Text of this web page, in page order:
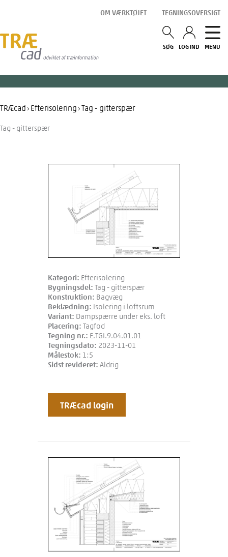
OM VÆRKTØJET TEGNINGSOVERSIGT
SØG LOG IND MENU
TRÆcad › Efterisolering ›Tag - gitterspær
Tag - gitterspær
Kategori: Efterisolering
Bygningsdel: Tag - gitterspær
Konstruktion: Bagvæg
Beklædning: Isolering i loftsrum
Variant: Dampspærre under eks. loft
Placering: Tagfod
Tegning nr.: E.TGI.9.04.01.01
Tegningsdato: 2023-11-01
Målestok: 1:5
Sidst revideret: Aldrig
TRÆcad login